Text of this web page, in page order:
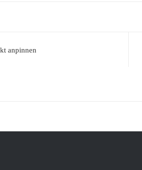
anpinnen